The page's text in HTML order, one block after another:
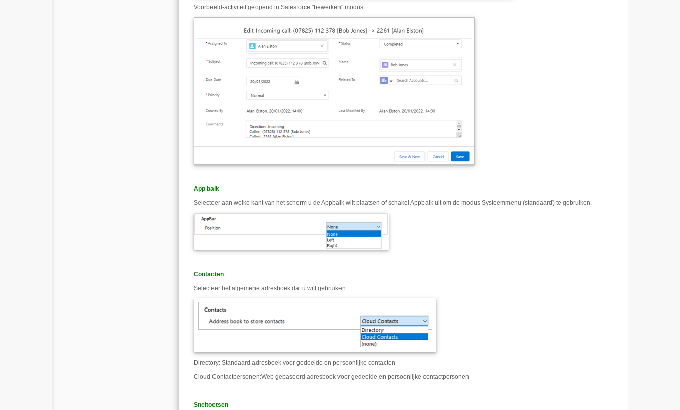
Voorbeeld-activiteit geopend in Salesforce "bewerken" modus:
App balk
Selecteer aan welke kant van het scherm u de Appbalk wilt plaatsen of schakel Appbalk uit om de modus Systeemmenu (standaard) te gebruiken.
Contacten
Selecteer het algemene adresboek dat u wilt gebruiken:
Directory: Standaard adresboek voor gedeelde en persoonlijke contacten
Cloud Contactpersonen:Web gebaseerd adresboek voor gedeelde en persoonlijke contactpersonen
Sneltoetsen